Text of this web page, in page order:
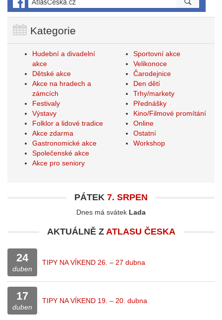
Kategorie
Hudební a divadelní
akce
Dětské akce
Akce na hradech a
zámcích
Festivaly
Výstavy
Folklor a lidové tradice
Akce zdarma
Gastronomické akce
Společenské akce
Akce pro seniory
Sportovní akce
Velikonoce
Čarodejnice
Den dětí
Trhy/markety
Přednášky
Kino/Filmové promítání
Online
Ostatní
Workshop
PÁTEK 7. SRPEN
Dnes má svátek Lada
AKTUÁLNĚ Z ATLASU ČESKA
24
duben
TIPY NA VÍKEND 26. – 27 dubna
17
duben
TIPY NA VÍKEND 19. – 20. dubna